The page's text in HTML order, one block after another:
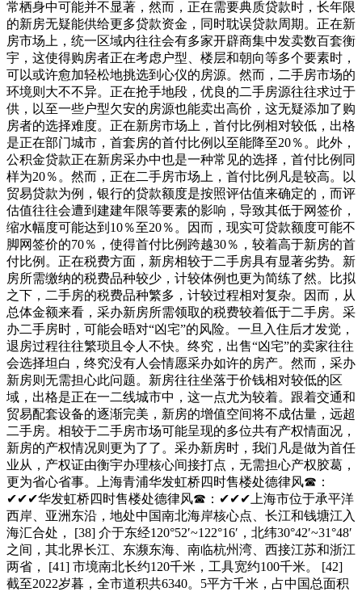
常栖身中可能并不显著，然而，正在需要典质贷款时，长年限
的新房无疑能供给更多贷款资金，同时耽误贷款周期。正在新
房市场上，统一区域内往往会有多家开辟商集中发卖数百套衡
宇，这使得购房者正在考虑户型、楼层和朝向等多个要素时，
可以或许愈加轻松地挑选到心仪的房源。然而，二手房市场的
环境则大不不异。正在抢手地段，优良的二手房源往往求过于
供，以至一些户型欠安的房源也能卖出高价，这无疑添加了购
房者的选择难度。正在新房市场上，首付比例相对较低，出格
是正在部门城市，首套房的首付比例以至能降至20％。此外，
公积金贷款正在新房采办中也是一种常见的选择，首付比例同
样为20％。然而，正在二手房市场上，首付比例凡是较高。以
贸易贷款为例，银行的贷款额度是按照评估值来确定的，而评
估值往往会遭到建建年限等要素的影响，导致其低于网签价，
缩水幅度可能达到10％至20％。因而，现实可贷款额度可能不
脚网签价的70％，使得首付比例跨越30％，较着高于新房的首
付比例。正在税费方面，新房相较于二手房具有显著劣势。新
房所需缴纳的税费品种较少，计较体例也更为简练了然。比拟
之下，二手房的税费品种繁多，计较过程相对复杂。因而，从
总体金额来看，采办新房所需领取的税费较着低于二手房。采
办二手房时，可能会晤对“凶宅”的风险。一旦入住后才发觉，
退房过程往往繁琐且令人不快。终究，出售“凶宅”的卖家往往
会选择坦白，终究没有人会情愿采办如许的房产。然而，采办
新房则无需担心此问题。新房往往坐落于价钱相对较低的区
域，出格是正在一二线城市中，这一点尤为较着。跟着交通和
贸易配套设备的逐渐完美，新房的增值空间将不成估量，远超
二手房。相较于二手房市场可能呈现的多位共有产权情面况，
新房的产权情况则更为了了。采办新房时，我们凡是做为首任
业从，产权证由衡宇办理核心间接打点，无需担心产权胶葛，
更为省心省事。上海青浦华发虹桥四时售楼处德律风☎：
✔✔✔华发虹桥四时售楼处德律风☎：✔✔✔上海市位于承平洋
西岸、亚洲东沿，地处中国南北海岸核心点、长江和钱塘江入
海汇合处， [38] 介于东经120°52′~122°16′，北纬30°42′~31°48′
之间，其北界长江、东濒东海、南临杭州湾、西接江苏和浙江
两省， [41] 市境南北长约120千米，工具宽约100千米。 [42]
截至2022岁暮，全市道积共6340。5平方千米，占中国总面积